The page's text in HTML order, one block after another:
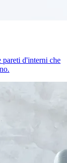
pareti d'interni che